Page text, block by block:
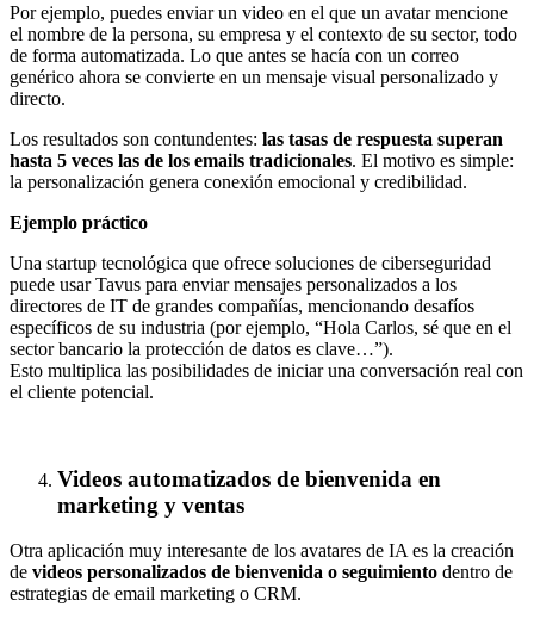
Por ejemplo, puedes enviar un video en el que un avatar mencione
el nombre de la persona, su empresa y el contexto de su sector, todo
de forma automatizada. Lo que antes se hacía con un correo
genérico ahora se convierte en un mensaje visual personalizado y
directo.
Los resultados son contundentes: las tasas de respuesta superan
hasta 5 veces las de los emails tradicionales. El motivo es simple:
la personalización genera conexión emocional y credibilidad.
Ejemplo práctico
Una startup tecnológica que ofrece soluciones de ciberseguridad
puede usar Tavus para enviar mensajes personalizados a los
directores de IT de grandes compañías, mencionando desafíos
específicos de su industria (por ejemplo, “Hola Carlos, sé que en el
sector bancario la protección de datos es clave…”).
Esto multiplica las posibilidades de iniciar una conversación real con
el cliente potencial.
Videos automatizados de bienvenida en
marketing y ventas
Otra aplicación muy interesante de los avatares de IA es la creación
de videos personalizados de bienvenida o seguimiento dentro de
estrategias de email marketing o CRM.